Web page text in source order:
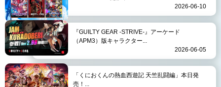
2026-06-10
『GUILTY GEAR -STRIVE-』アーケード
（APM3）版キャラクター...
2026-06-05
「くにおくんの熱血西遊記 天竺乱闘編」本日発
売！...